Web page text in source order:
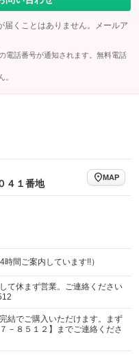
届くことはありません。メールア
電話番号が通知されます。無料電話
。
４１番地
MAP
間ご案内しています!!）
て休まず営業。ご連絡ください
結でご購入いただけます。まず
－８５１２】までご連絡くださ